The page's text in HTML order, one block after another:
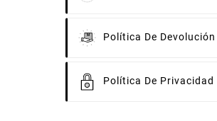
Política De Devolución
Política De Privacidad